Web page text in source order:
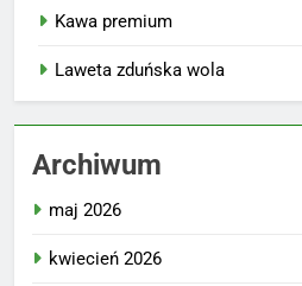
Kawa premium
Laweta zduńska wola
Archiwum
maj 2026
kwiecień 2026